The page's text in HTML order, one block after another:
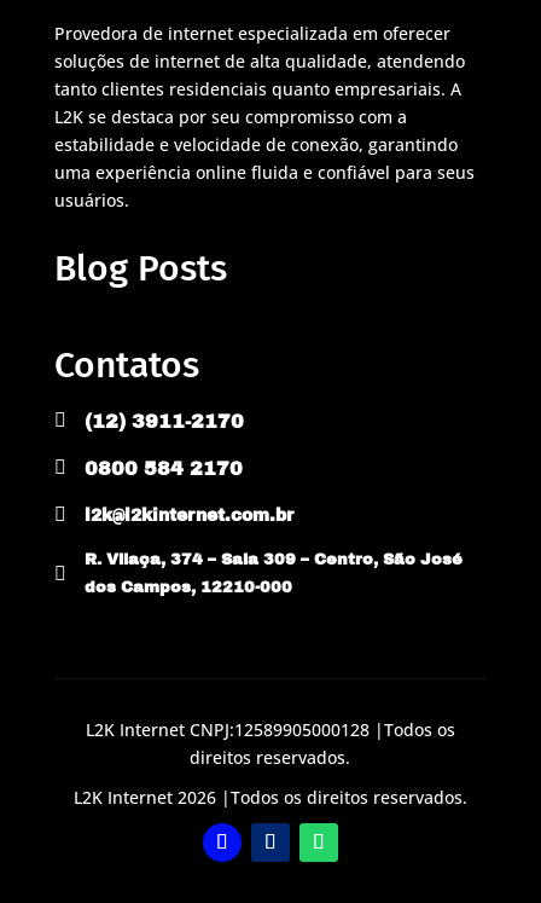
Provedora de internet especializada em oferecer
soluções de internet de alta qualidade, atendendo
tanto clientes residenciais quanto empresariais. A
L2K se destaca por seu compromisso com a
estabilidade e velocidade de conexão, garantindo
uma experiência online fluida e confiável para seus
usuários.
Blog Posts
Contatos
 (12) 3911-2170
 0800 584 2170
 l2k@l2kinternet.com.br

R. Vilaça, 374 – Sala 309 – Centro, São José
dos Campos, 12210-000
L2K Internet CNPJ:12589905000128 |Todos os
direitos reservados.
L2K Internet 2026 |Todos os direitos reservados.